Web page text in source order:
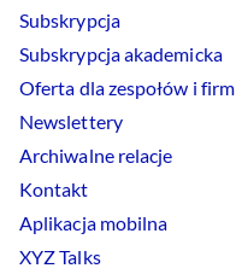
Subskrypcja
Subskrypcja akademicka
Oferta dla zespołów i firm
Newslettery
Archiwalne relacje
Kontakt
Aplikacja mobilna
XYZ Talks